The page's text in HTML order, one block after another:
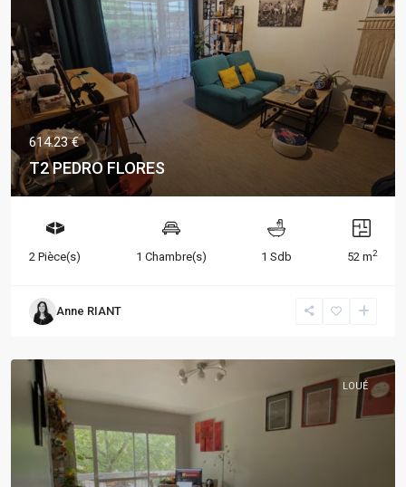
614.23 €
T2 PEDRO FLORES
2 Pièce(s) 1 Chambre(s) 1 Sdb 52 m2
Anne RIANT
LOUÉ